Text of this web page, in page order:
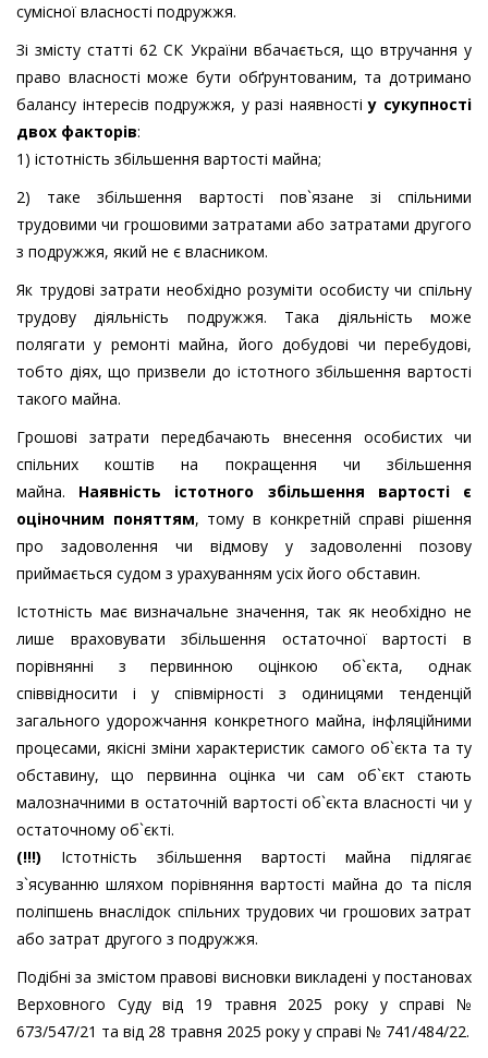
сумісної власності подружжя.
Зі змісту статті 62 СК України вбачається, що втручання у
право власності може бути обґрунтованим, та дотримано
балансу інтересів подружжя, у разі наявностіу сукупності
двох факторів:
1) істотність збільшення вартості майна;
2) таке збільшення вартості пов`язане зі спільними
трудовими чи грошовими затратами або затратами другого
з подружжя, який не є власником.
Як трудові затрати необхідно розуміти особисту чи спільну
трудову діяльність подружжя. Така діяльність може
полягати у ремонті майна, його добудові чи перебудові,
тобто діях, що призвели до істотного збільшення вартості
такого майна.
Грошові затрати передбачають внесення особистих чи
спільних коштів на покращення чи збільшення
майна. Наявність істотного збільшення вартості є
оціночним поняттям, тому в конкретній справі рішення
про задоволення чи відмову у задоволенні позову
приймається судом з урахуванням усіх його обставин.
Істотність має визначальне значення, так як необхідно не
лише враховувати збільшення остаточної вартості в
порівнянні з первинною оцінкою об`єкта, однак
співвідносити і у співмірності з одиницями тенденцій
загального удорожчання конкретного майна, інфляційними
процесами, якісні зміни характеристик самого об`єкта та ту
обставину, що первинна оцінка чи сам об`єкт стають
малозначними в остаточній вартості об`єкта власності чи у
остаточному об`єкті.
(!!!) Істотність збільшення вартості майна підлягає
з`ясуванню шляхом порівняння вартості майна до та після
поліпшень внаслідок спільних трудових чи грошових затрат
або затрат другого з подружжя.
Подібні за змістом правові висновки викладені у постановах
Верховного Суду від 19 травня 2025 року у справі №
673/547/21 та від 28 травня 2025 року у справі № 741/484/22.